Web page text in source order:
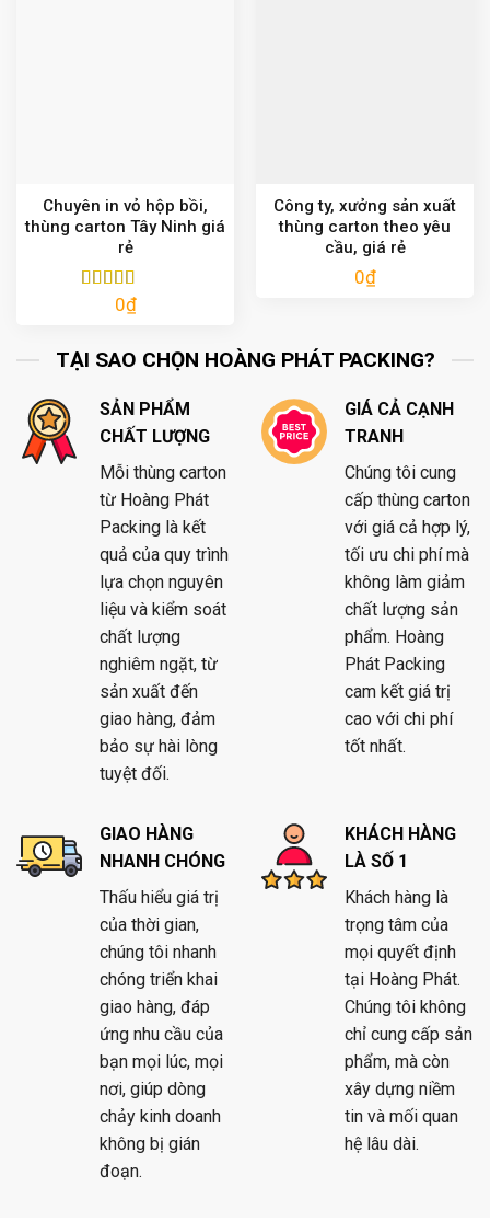
Chuyên in vỏ hộp bồi,
thùng carton Tây Ninh giá
rẻ
Được xếp
0₫
Công ty, xưởng sản xuất
thùng carton theo yêu
cầu, giá rẻ
0₫
TẠI SAO CHỌN HOÀNG PHÁT PACKING?
SẢN PHẨM
CHẤT LƯỢNG
Mỗi thùng carton
từ Hoàng Phát
Packing là kết
quả của quy trình
lựa chọn nguyên
liệu và kiểm soát
chất lượng
nghiêm ngặt, từ
sản xuất đến
giao hàng, đảm
bảo sự hài lòng
tuyệt đối.
GIÁ CẢ CẠNH
TRANH
Chúng tôi cung
cấp thùng carton
với giá cả hợp lý,
tối ưu chi phí mà
không làm giảm
chất lượng sản
phẩm. Hoàng
Phát Packing
cam kết giá trị
cao với chi phí
tốt nhất.
GIAO HÀNG
NHANH CHÓNG
Thấu hiểu giá trị
của thời gian,
chúng tôi nhanh
chóng triển khai
giao hàng, đáp
ứng nhu cầu của
bạn mọi lúc, mọi
nơi, giúp dòng
chảy kinh doanh
không bị gián
đoạn.
KHÁCH HÀNG
LÀ SỐ 1
Khách hàng là
trọng tâm của
mọi quyết định
tại Hoàng Phát.
Chúng tôi không
chỉ cung cấp sản
phẩm, mà còn
xây dựng niềm
tin và mối quan
hệ lâu dài.